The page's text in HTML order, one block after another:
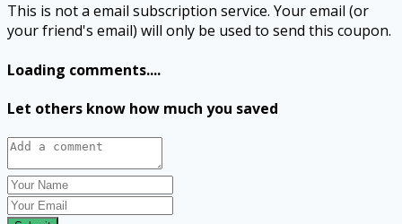
This is not a email subscription service. Your email (or
your friend's email) will only be used to send this coupon.
Loading comments....
Let others know how much you saved